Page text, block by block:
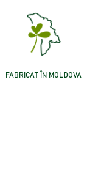
FABRICAT ÎN MOLDOVA